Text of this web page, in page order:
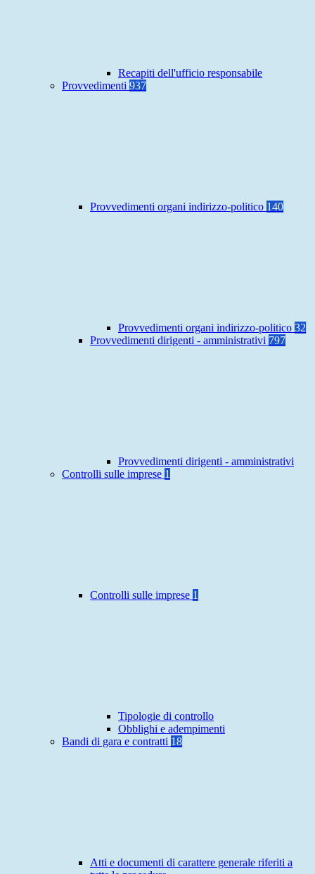
Recapiti dell'ufficio responsabile
Provvedimenti 937
Provvedimenti organi indirizzo-politico 140
Provvedimenti organi indirizzo-politico 32
Provvedimenti dirigenti - amministrativi 797
Provvedimenti dirigenti - amministrativi
Controlli sulle imprese 1
Controlli sulle imprese 1
Tipologie di controllo
Obblighi e adempimenti
Bandi di gara e contratti 18
Atti e documenti di carattere generale riferiti a